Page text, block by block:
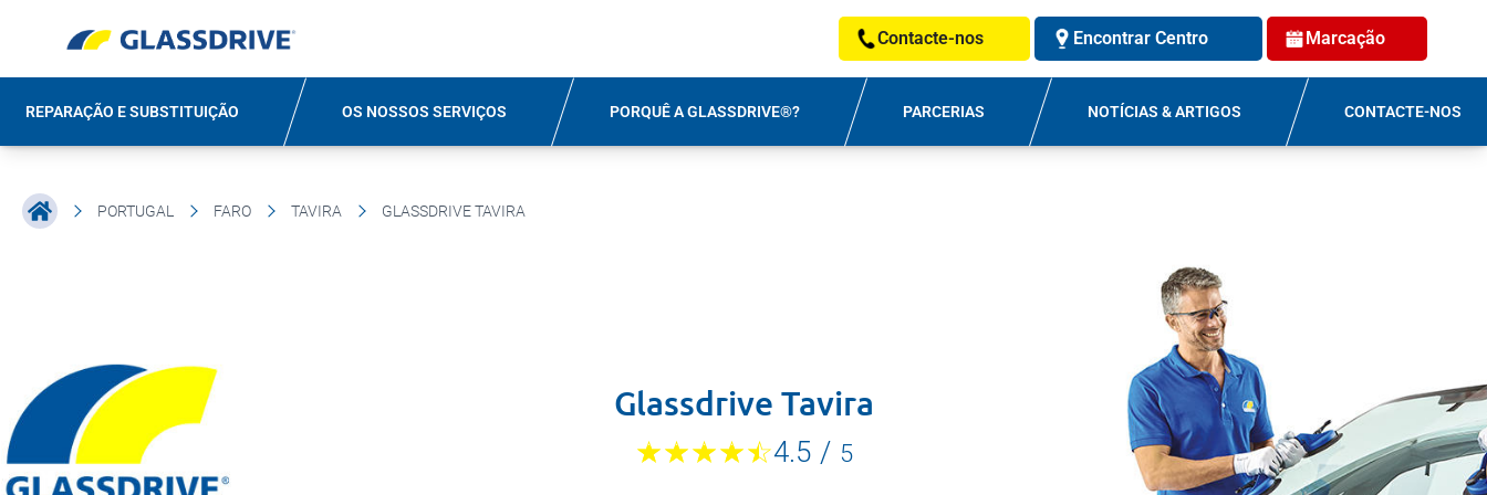
Contacte-nos Encontrar Centro Marcação
REPARAÇÃO E SUBSTITUIÇÃO OS NOSSOS SERVIÇOS PORQUÊ A GLASSDRIVE®? PARCERIAS NOTÍCIAS & ARTIGOS CONTACTE-NOS
PORTUGAL FARO TAVIRA GLASSDRIVE TAVIRA
Glassdrive Tavira
4.5 / 5